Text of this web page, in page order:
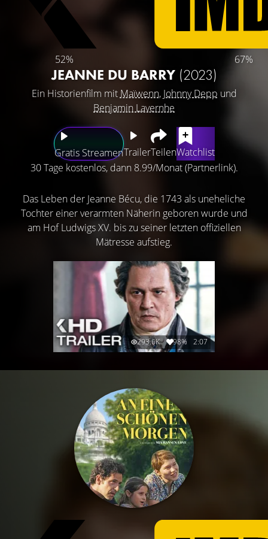
52% 67%
JEANNE DU BARRY (2023)
Ein Historienfilm mit Maïwenn, Johnny Depp und
Benjamin Lavernhe
Gratis StreamenTrailerTeilenWatchlist
30 Tage kostenlos, dann 8.99/Monat (Partnerlink).
Das Leben der Jeanne Bécu, die 1743 als uneheliche
Tochter einer verarmten Näherin geboren wurde und
am Hof Ludwigs XV. bis zu seiner letzten offiziellen
Mätresse aufstieg.
293.6K 98% 2:07